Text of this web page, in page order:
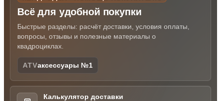
Всё для удобной покупки
Быстрые разделы: расчёт доставки, условия оплаты,
вопросы, отзывы и полезные материалы о
квадроциклах.
ATVаксессуары №1
Калькулятор доставки